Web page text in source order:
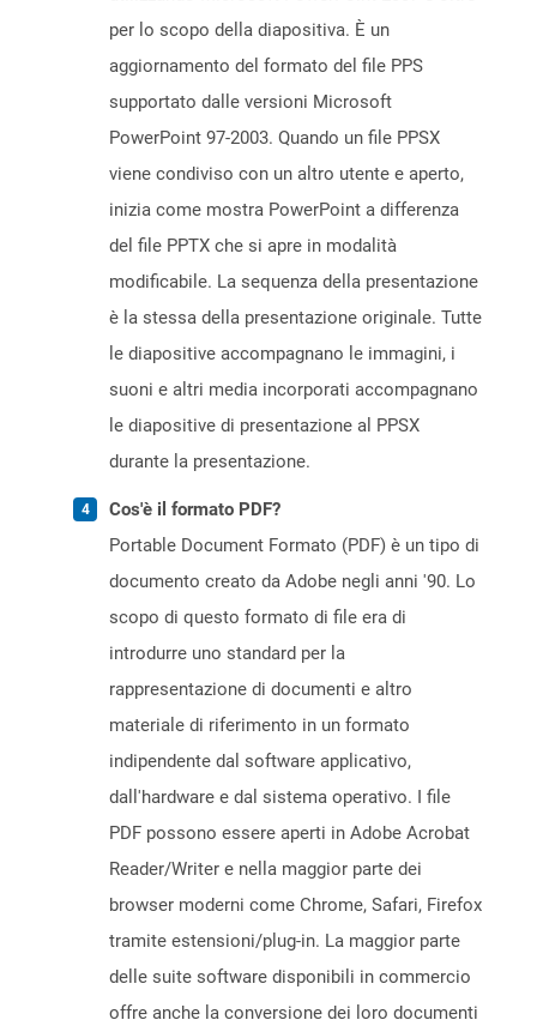
per lo scopo della diapositiva. È un
aggiornamento del formato del file PPS
supportato dalle versioni Microsoft
PowerPoint 97-2003. Quando un file PPSX
viene condiviso con un altro utente e aperto,
inizia come mostra PowerPoint a differenza
del file PPTX che si apre in modalità
modificabile. La sequenza della presentazione
è la stessa della presentazione originale. Tutte
le diapositive accompagnano le immagini, i
suoni e altri media incorporati accompagnano
le diapositive di presentazione al PPSX
durante la presentazione.
Cos'è il formato PDF?
Portable Document Formato (PDF) è un tipo di
documento creato da Adobe negli anni '90. Lo
scopo di questo formato di file era di
introdurre uno standard per la
rappresentazione di documenti e altro
materiale di riferimento in un formato
indipendente dal software applicativo,
dall'hardware e dal sistema operativo. I file
PDF possono essere aperti in Adobe Acrobat
Reader/Writer e nella maggior parte dei
browser moderni come Chrome, Safari, Firefox
tramite estensioni/plug-in. La maggior parte
delle suite software disponibili in commercio
offre anche la conversione dei loro documenti